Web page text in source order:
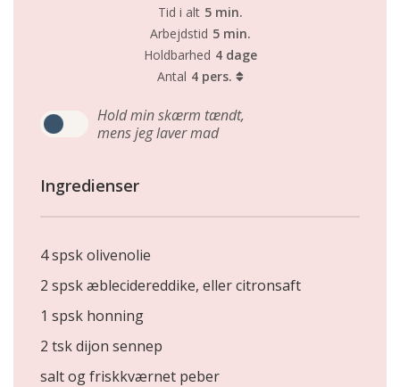
Tid i alt 5 min.
Arbejdstid 5 min.
Holdbarhed 4 dage
Antal 4 pers.
Hold min skærm tændt,
mens jeg laver mad
Ingredienser
4 spsk olivenolie
2 spsk æblecidereddike, eller citronsaft
1 spsk honning
2 tsk dijon sennep
salt og friskkværnet peber